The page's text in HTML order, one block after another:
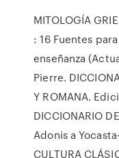
MITOLOGÍA
: 16 Fuentes
enseñanza
Pierre.
Y ROMANA.
DICCIONARIO
Adonis a
CULTURA